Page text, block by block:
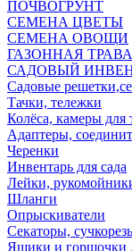
ПОЧВОГРУНТ
СЕМЕНА ЦВЕТЫ
СЕМЕНА ОВОЩИ
ГАЗОННАЯ ТРАВА
САДОВЫЙ
Садовые
Тачки, тележки
Колёса, камеры для
Адаптеры,
Черенки
Инвентарь для сада
Лейки,
Шланги
Опрыскиватели
Секаторы,
Ящики и горшочки